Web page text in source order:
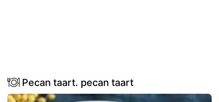
Pecan taart. pecan taart